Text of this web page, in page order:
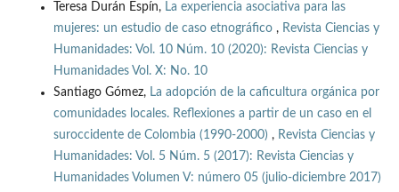
Teresa Durán Espín, La experiencia asociativa para las
mujeres: un estudio de caso etnográfico , Revista Ciencias y
Humanidades: Vol. 10 Núm. 10 (2020): Revista Ciencias y
Humanidades Vol. X: No. 10
Santiago Gómez, La adopción de la caficultura orgánica por
comunidades locales. Reflexiones a partir de un caso en el
suroccidente de Colombia (1990-2000) , Revista Ciencias y
Humanidades: Vol. 5 Núm. 5 (2017): Revista Ciencias y
Humanidades Volumen V: número 05 (julio-diciembre 2017)